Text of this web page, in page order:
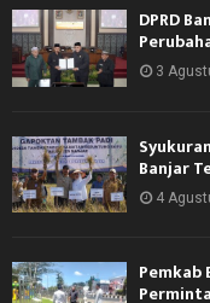
DPRD
3
Banjar
4
Pemkab